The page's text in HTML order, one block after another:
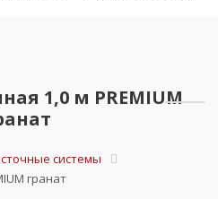
1,0 м PREMIUM
системы
гранат